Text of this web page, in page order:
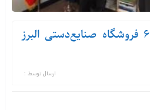
صدور مجوز فعالیت ۶ فروشگاه صنایع‌دستی البرز
ارسال توسط :